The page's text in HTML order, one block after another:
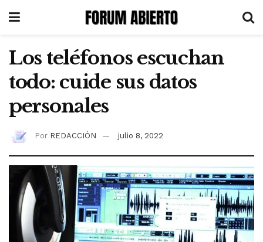
Los teléfonos escuchan
todo: cuide sus datos
personales
Por REDACCIÓN julio 8, 2022